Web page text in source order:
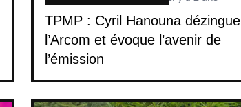
TPMP : Cyril Hanouna dézingue
l’Arcom et évoque l’avenir de
l’émission